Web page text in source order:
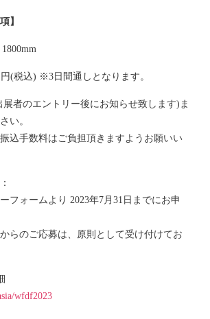
】
(税込) ※3日間通しとなります。
者のエントリー後にお知らせ致します)ま
い。
込手数料はご負担頂きますようお願いい
フォームより 2023年7月31日までにお申
らのご応募は、原則として受け付けてお
wfdf2023